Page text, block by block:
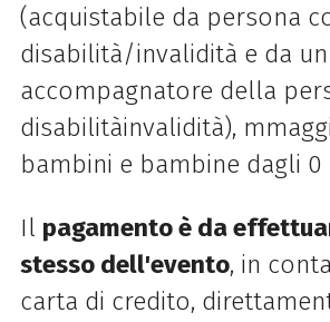
(acquistabile da persona
disabilità/invalidità e da un
accompagnatore della
disabilitàinvalidità),
bambini e bambine dagli 0
Il pagamento è da
stesso dell'evento, in
carta di credito,